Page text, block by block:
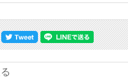
家電にこそ使